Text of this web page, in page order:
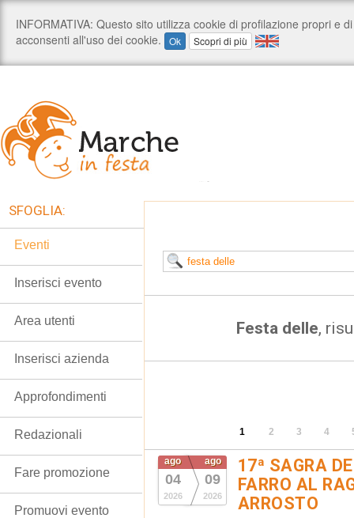
Festa delle,
1 2 3 4
ago
04
2026
ago
09
2026
17ª SAGRA
FARRO AL
ARROSTO
SFOGLIA:
Eventi
Inserisci evento
Area utenti
Inserisci azienda
Approfondimenti
Redazionali
Fare promozione
Promuovi evento